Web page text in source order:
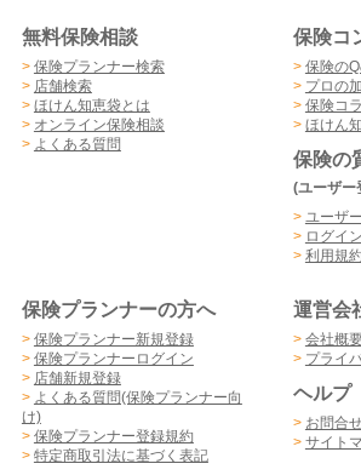
無料保険相談
> 保険プランナー検索
> 店舗検索
> ほけん知恵袋とは
> オンライン保険相談
> よくある質問
保険コ
> 保険の
> プロの
> 保険コ
> ほけん
保険の
(ユーザー
> ユーザ
> ログイン
> 利用規約
保険プランナーの方へ
> 保険プランナー新規登録
> 保険プランナーログイン
> 店舗新規登録
> よくある質問(保険プランナー向
け)
> 保険プランナー登録規約
> 特定商取引法に基づく表記
運営会
> 会社概
> プライ
ヘルプ
> お問合
> サイト